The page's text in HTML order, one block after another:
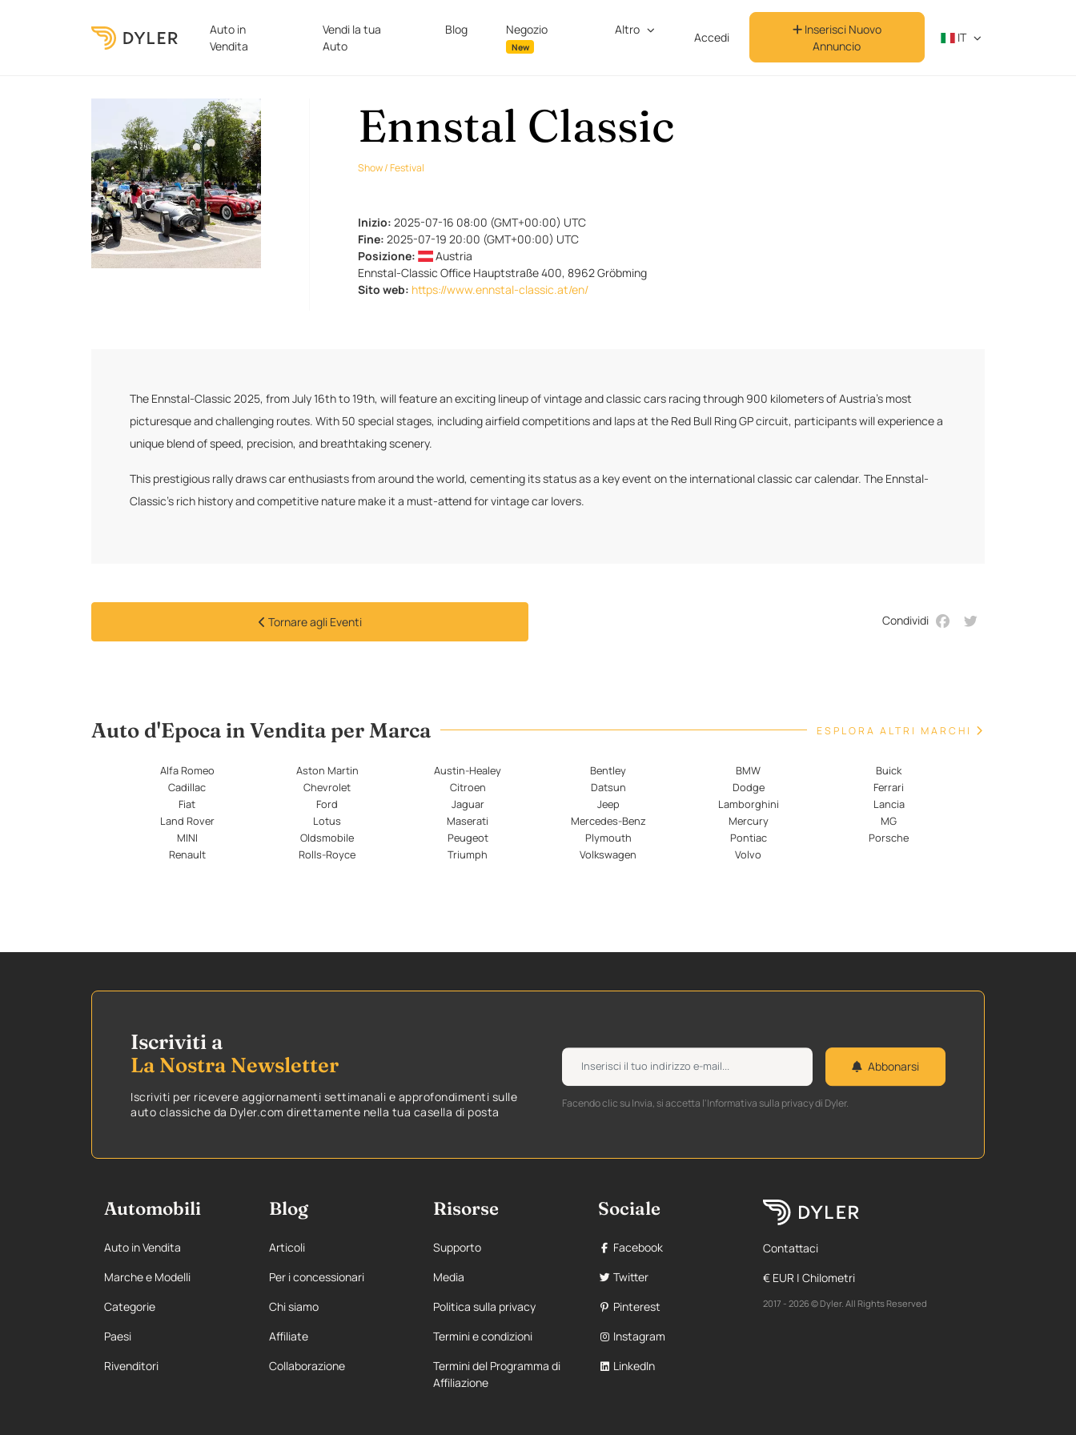
Auto in
Vendita
Vendi la tua
Auto
Blog Negozio
New
Altro
Accedi
Inserisci Nuovo
Annuncio
IT
Ennstal Classic
Show / Festival
Inizio: 2025-07-16 08:00 (GMT+00:00) UTC
Fine: 2025-07-19 20:00 (GMT+00:00) UTC
Posizione:
Austria
Ennstal-Classic Office Hauptstraße 400, 8962 Gröbming
Sito web: https://www.ennstal-classic.at/en/
The Ennstal-Classic 2025, from July 16th to 19th, will feature an exciting lineup of vintage and classic cars racing through 900 kilometers of Austria's most
picturesque and challenging routes. With 50 special stages, including airfield competitions and laps at the Red Bull Ring GP circuit, participants will experience a
unique blend of speed, precision, and breathtaking scenery.
This prestigious rally draws car enthusiasts from around the world, cementing its status as a key event on the international classic car calendar. The Ennstal-
Classic's rich history and competitive nature make it a must-attend for vintage car lovers.
Tornare agli Eventi Condividi
Auto d'Epoca in Vendita per Marca ESPLORA ALTRI MARCHI
Alfa Romeo Aston Martin Austin-Healey Bentley BMW
Buick
Cadillac
Chevrolet Citroen Datsun Dodge
Ferrari
Fiat
Ford Jaguar Jeep Lamborghini
Lancia
Land Rover
Lotus Maserati Mercedes-Benz Mercury
MG
MINI
Oldsmobile Peugeot Plymouth Pontiac
Porsche
Renault
Rolls-Royce Triumph Volkswagen Volvo
Iscriviti a
La Nostra Newsletter
Iscriviti per ricevere aggiornamenti settimanali e approfondimenti sulle
auto classiche da Dyler.com direttamente nella tua casella di posta
Abbonarsi
Facendo clic su Invia, si accetta l'Informativa sulla privacy di Dyler.
Automobili
Auto in Vendita
Marche e Modelli
Categorie
Paesi
Rivenditori
Blog
Articoli
Per i concessionari
Chi siamo
Affiliate
Collaborazione
Risorse
Supporto
Media
Politica sulla privacy
Termini e condizioni
Termini del Programma di
Affiliazione
Sociale
Facebook
Twitter
Pinterest
Instagram
LinkedIn
Contattaci
€ EUR | Chilometri
2017 - 2026 © Dyler. All Rights Reserved